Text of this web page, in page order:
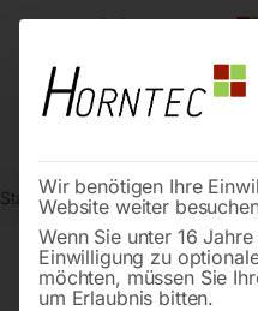
Start Metallbearbeitung Bohr-
Wir benötigen Ihre
Website weiter
Wenn Sie unter 16
Einwilligung zu
möchten, müssen Sie
um Erlaubnis bitten.